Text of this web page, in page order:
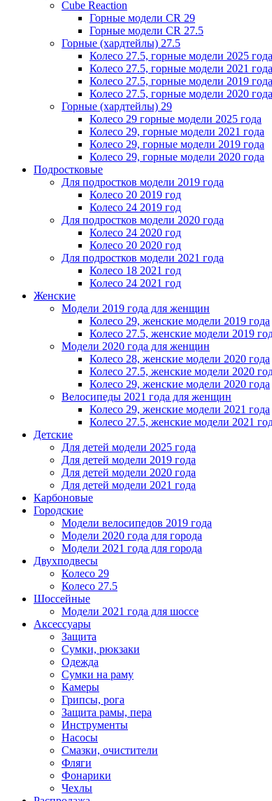
Cube Reaction
Горные модели CR 29
Горные модели CR 27.5
Горные (хардтейлы) 27.5
Колесо 27.5, горные модели 2025 года
Колесо 27.5, горные модели 2021 года
Колесо 27.5, горные модели 2019 года
Колесо 27.5, горные модели 2020 года
Горные (хардтейлы) 29
Колесо 29 горные модели 2025 года
Колесо 29, горные модели 2021 года
Колесо 29, горные модели 2019 года
Колесо 29, горные модели 2020 года
Подростковые
Для подростков модели 2019 года
Колесо 20 2019 год
Колесо 24 2019 год
Для подростков модели 2020 года
Колесо 24 2020 год
Колесо 20 2020 год
Для подростков модели 2021 года
Колесо 18 2021 год
Колесо 24 2021 год
Женскиe
Модели 2019 года для женщин
Колесо 29, женские модели 2019 года
Колесо 27.5, женские модели 2019
Модели 2020 года для женщин
Колесо 28, женские модели 2020 года
Колесо 27.5, женские модели 2020
Колесо 29, женские модели 2020 года
Велосипеды 2021 года для женщин
Колесо 29, женские модели 2021 года
Колесо 27.5, женские модели 2021
Детские
Для детей модели 2025 года
Для детей модели 2019 года
Для детей модели 2020 года
Для детей модели 2021 года
Карбоновые
Городские
Модели велосипедов 2019 года
Модели 2020 года для города
Модели 2021 года для города
Двухподвесы
Колесо 29
Колесо 27.5
Шоссейные
Модели 2021 года для шоссе
Аксессуары
Защита
Сумки, рюкзаки
Одежда
Сумки на раму
Камеры
Грипсы, рога
Защита рамы, пера
Инструменты
Насосы
Смазки, очистители
Фляги
Фонарики
Чехлы